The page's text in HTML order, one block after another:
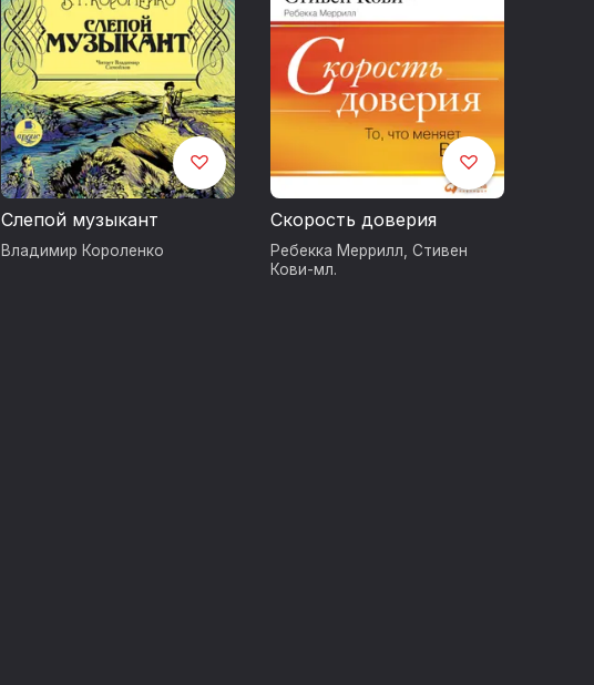
Слепой музыкант
Владимир Короленко
Скорость доверия
Ребекка Меррилл Стивен
Кови-мл.